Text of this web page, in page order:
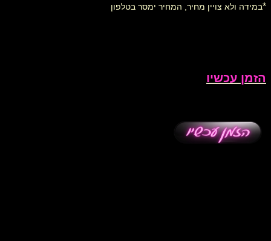
*במידה ולא צויין מחיר, המחיר ימסר בטלפון
הזמן עכשיו